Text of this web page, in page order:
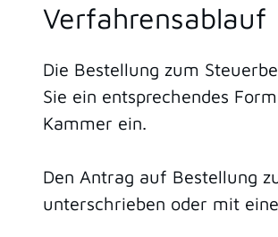
Verfahrensablauf
Die Bestellung zum
Sie ein entsprechendes
Kammer ein.
Den Antrag auf Bestellung
unterschrieben oder mit